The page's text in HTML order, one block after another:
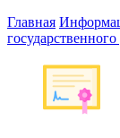
Главная